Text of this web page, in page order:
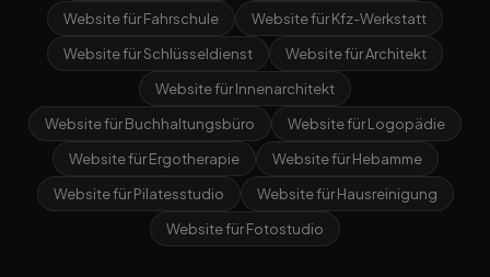
Website für Fahrschule
Website für Kfz-Werkstatt
Website für Schlüsseldienst
Website für Architekt
Website für Innenarchitekt
Website für Buchhaltungsbüro
Website für Logopädie
Website für Ergotherapie
Website für Hebamme
Website für Pilatesstudio
Website für Hausreinigung
Website für Fotostudio